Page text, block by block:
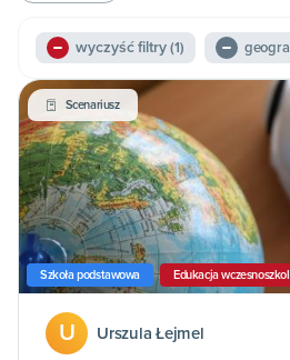
wyczyść filtry(1)
Scenariusz
Szkoła podstawowa Edukacja
U Urszula Łejmel